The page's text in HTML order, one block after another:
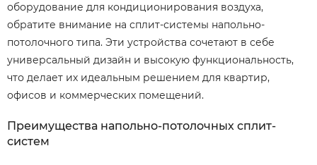
оборудование для кондиционирования воздуха,
обратите внимание на сплит-системы напольно-
потолочного типа. Эти устройства сочетают в себе
универсальный дизайн и высокую функциональность,
что делает их идеальным решением для квартир,
офисов и коммерческих помещений.
Преимущества напольно-потолочных сплит-
систем